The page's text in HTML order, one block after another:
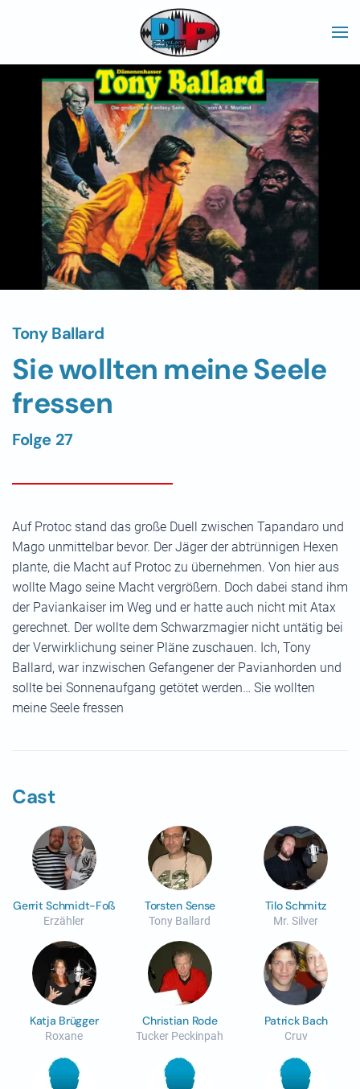
Skip to main content
Tony Ballard
Sie wollten meine Seele
fressen
Folge 27
Auf Protoc stand das große Duell zwischen Tapandaro und
Mago unmittelbar bevor. Der Jäger der abtrünnigen Hexen
plante, die Macht auf Protoc zu übernehmen. Von hier aus
wollte Mago seine Macht vergrößern. Doch dabei stand ihm
der Paviankaiser im Weg und er hatte auch nicht mit Atax
gerechnet. Der wollte dem Schwarzmagier nicht untätig bei
der Verwirklichung seiner Pläne zuschauen. Ich, Tony
Ballard, war inzwischen Gefangener der Pavianhorden und
sollte bei Sonnenaufgang getötet werden… Sie wollten
meine Seele fressen
Cast
Gerrit Schmidt-Foß
Erzähler
Torsten Sense
Tony Ballard
Tilo Schmitz
Mr. Silver
Katja Brügger
Roxane
Christian Rode
Tucker Peckinpah
Patrick Bach
Cruv